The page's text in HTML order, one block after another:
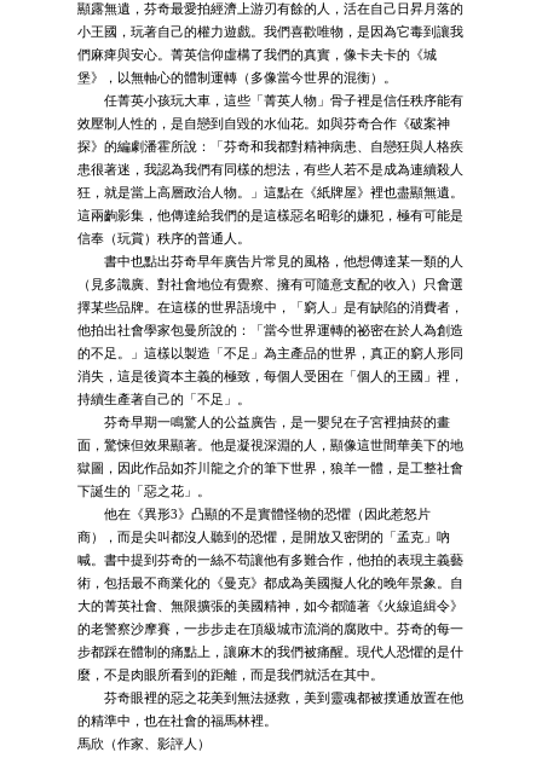
顯露無遺，芬奇最愛拍經濟上游刃有餘的人，活在自己日昇月落的
小王國，玩著自己的權力遊戲。我們喜歡唯物，是因為它毒到讓我
們麻痺與安心。菁英信仰虛構了我們的真實，像卡夫卡的《城
堡》，以無軸心的體制運轉（多像當今世界的混衡）。
任菁英小孩玩大車，這些「菁英人物」骨子裡是信任秩序能有
效壓制人性的，是自戀到自毀的水仙花。如與芬奇合作《破案神
探》的編劇潘霍所說：「芬奇和我都對精神病患、自戀狂與人格疾
患很著迷，我認為我們有同樣的想法，有些人若不是成為連續殺人
狂，就是當上高層政治人物。」這點在《紙牌屋》裡也盡顯無遺。
這兩齣影集，他傳達給我們的是這樣惡名昭彰的嫌犯，極有可能是
信奉（玩賞）秩序的普通人。
書中也點出芬奇早年廣告片常見的風格，他想傳達某一類的人
（見多識廣、對社會地位有覺察、擁有可隨意支配的收入）只會選
擇某些品牌。在這樣的世界語境中，「窮人」是有缺陷的消費者，
他拍出社會學家包曼所說的：「當今世界運轉的祕密在於人為創造
的不足。」這樣以製造「不足」為主產品的世界，真正的窮人形同
消失，這是後資本主義的極致，每個人受困在「個人的王國」裡，
持續生產著自己的「不足」。
芬奇早期一鳴驚人的公益廣告，是一嬰兒在子宮裡抽菸的畫
面，驚悚但效果顯著。他是凝視深淵的人，顯像這世間華美下的地
獄圖，因此作品如芥川龍之介的筆下世界，狼羊一體，是工整社會
下誕生的「惡之花」。
他在《異形3》凸顯的不是實體怪物的恐懼（因此惹怒片
商），而是尖叫都沒人聽到的恐懼，是開放又密閉的「孟克」吶
喊。書中提到芬奇的一絲不苟讓他有多難合作，他拍的表現主義藝
術，包括最不商業化的《曼克》都成為美國擬人化的晚年景象。自
大的菁英社會、無限擴張的美國精神，如今都隨著《火線追緝令》
的老警察沙摩賽，一步步走在頂級城市流淌的腐敗中。芬奇的每一
步都踩在體制的痛點上，讓麻木的我們被痛醒。現代人恐懼的是什
麼，不是肉眼所看到的距離，而是我們就活在其中。
芬奇眼裡的惡之花美到無法拯救，美到靈魂都被撲通放置在他
的精準中，也在社會的福馬林裡。
馬欣（作家、影評人）